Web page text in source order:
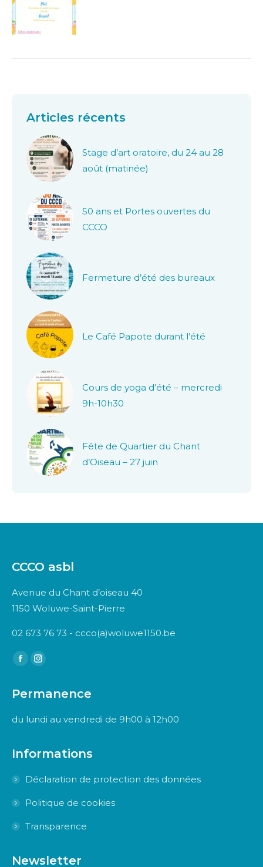
Articles récents
Stage d’art oratoire, du 24 au 28
août (matinée)
50 ans et Portes ouvertes du
CCCO
Fermeture d’été des bureaux
Le Café Papote durant l’été
Cours de yoga d’été – mercredi
9h-10h30
Fête de Quartier du Chant
d’Oiseau – 27 juin
CCCO asbl
Avenue du Chant d’oiseau 40
1150 Woluwe-Saint-Pierre
02 673 76 73 - ccco(a)woluwe1150.be
Trouvez nous sur :
Facebook
opens
Instagram
opens
Permanence
du lundi au vendredi de 9h00 à 12h00
Informations
Déclaration de protection des données
Politique de cookies
Transparence
Newsletter